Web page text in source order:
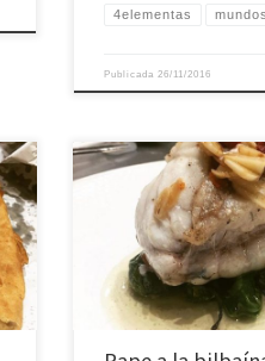
4elementas
Publicada26/11/2016